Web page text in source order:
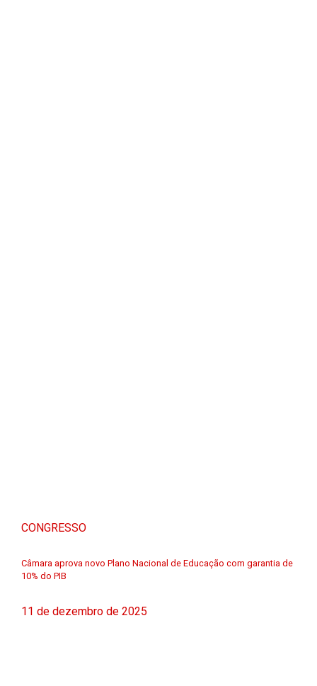
CONGRESSO
Câmara aprova novo Plano Nacional de Educação com garantia de
10% do PIB
11 de dezembro de 2025